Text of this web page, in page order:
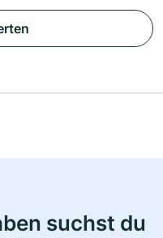
suchst du